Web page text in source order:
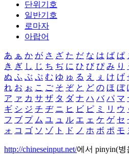
단위기호
일반기호
로마자
아랍어
あ ぁ か が さ ざ た だ な は ば ぱ
き ぎ し じ ち ぢ に ひ び ぴ み り
ぬ ふ ぶ ぷ む ゆ ゅ る え ぇ け げ
れ お ぉ こ ご そ ぞ と ど の ほ ぼ
ア ァ カ サ ザ タ ダ ナ ハ バ パ マ
ギ シ ジ チ ヂ ニ ヒ ビ ピ ミ リ ウ
フ ブ プ ム ユ ュ ル エ ェ ケ ゲ セ
ォ コ ゴ ソ ゾ ト ド ノ ホ ボ ポ モ
http://chineseinput.net/에서 pinyin(